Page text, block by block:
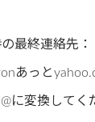
最終連絡先：
あっと
に変換してく